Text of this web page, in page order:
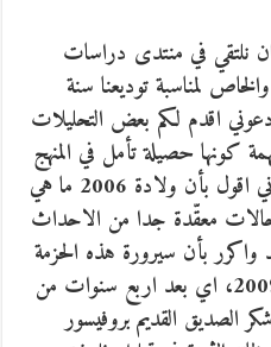
نلتقي في منتدى دراسات
لمناسبة توديعنا سنة
سنة 2006.. دعوني اقدم لكم بعض التحليلات
كونها حصيلة تأمل في المنهج
دعوني اقول بأن ولادة 2006 ما هي
حالات معقّدة جدا من الاحداث
العام 2005، واعيد واكرر بأن سيرورة هذه الحزمة
من الاحداث ستقفل في العام 2009، اي بعد اربع سنوات من
نوّدع العام 2005. اشكر الصديق القديم بروفيسور